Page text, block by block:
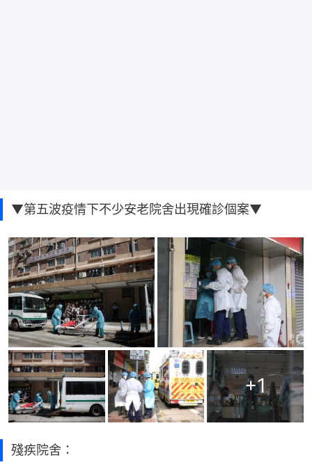
▼第五波疫情下不少安老院舍出現確診個案▼
+1
殘疾院舍：